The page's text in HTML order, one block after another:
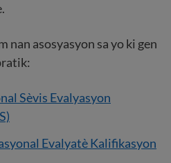
nan asosyasyon sa yo ki gen
Sèvis Evalyasyon
Evalyatè Kalifikasyon